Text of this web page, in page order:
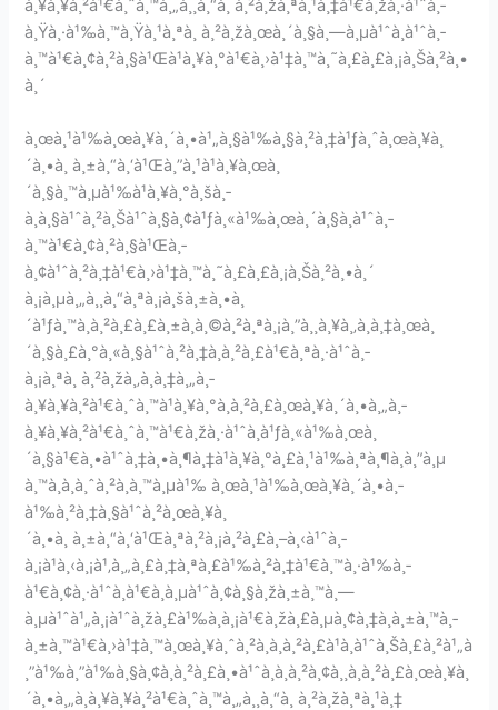
à¸¥à¸¥à¸²à¹€à¸ˆà¸™à¸„à¸¸à¸“à¸ à¸²à¸žà¸ªà¸¹à¸‡à¹€à¸žà¸·à¹ˆà¸­
à¸Ÿà¸·à¹‰à¸™à¸Ÿà¸¹à¸ªà¸ à¸²à¸žà¸œà¸´à¸§à¸—à¸µà¹ˆà¸­à¹ˆà¸­
à¸™à¹€à¸¢à¸²à¸§à¹Œà¹à¸¥à¸°à¹€à¸›à¹‡à¸™à¸˜à¸£à¸£à¸¡à¸Šà¸²à¸•
à¸´
à¸œà¸¹à¹‰à¸œà¸¥à¸´à¸•à¹„à¸§à¹‰à¸§à¸²à¸‡à¹ƒà¸ˆà¸œà¸¥à¸
´à¸•à¸ à¸±à¸“à¸‘à¹Œà¸”à¸¹à¹à¸¥à¸œà¸
´à¸§à¸™à¸µà¹‰à¹à¸¥à¸°à¸šà¸­
à¸à¸§à¹ˆà¸²à¸Šà¹ˆà¸§à¸¢à¹ƒà¸«à¹‰à¸œà¸´à¸§à¸­à¹ˆà¸­
à¸™à¹€à¸¢à¸²à¸§à¹Œà¸­
à¸¢à¹ˆà¸²à¸‡à¹€à¸›à¹‡à¸™à¸˜à¸£à¸£à¸¡à¸Šà¸²à¸•à¸´
à¸¡à¸µà¸„à¸¸à¸“à¸ªà¸¡à¸šà¸±à¸•à¸
´à¹ƒà¸™à¸à¸²à¸£à¸£à¸±à¸à¸©à¸²à¸ªà¸¡à¸”à¸¸à¸¥à¸‚à¸­à¸‡à¸œà¸
´à¸§à¸£à¸°à¸«à¸§à¹ˆà¸²à¸‡à¸à¸²à¸£à¹€à¸ªà¸·à¹ˆà¸­
à¸¡à¸ªà¸ à¸²à¸žà¸‚à¸­à¸‡à¸„à¸­
à¸¥à¸¥à¸²à¹€à¸ˆà¸™à¹à¸¥à¸°à¸à¸²à¸£à¸œà¸¥à¸´à¸•à¸„à¸­
à¸¥à¸¥à¸²à¹€à¸ˆà¸™à¹€à¸žà¸·à¹ˆà¸­à¹ƒà¸«à¹‰à¸œà¸
´à¸§à¹€à¸•à¹ˆà¸‡à¸•à¸¶à¸‡à¹à¸¥à¸°à¸£à¸¹à¹‰à¸ªà¸¶à¸à¸”à¸µ
à¸™à¸­à¸à¸ˆà¸²à¸à¸™à¸µà¹‰ à¸œà¸¹à¹‰à¸œà¸¥à¸´à¸•à¸­
à¹‰à¸²à¸‡à¸§à¹ˆà¸²à¸œà¸¥à¸
´à¸•à¸ à¸±à¸“à¸‘à¹Œà¸ªà¸²à¸¡à¸²à¸£à¸–à¸‹à¹ˆà¸­
à¸¡à¹à¸‹à¸¡à¹‚à¸„à¸£à¸‡à¸ªà¸£à¹‰à¸²à¸‡à¹€à¸™à¸·à¹‰à¸­
à¹€à¸¢à¸·à¹ˆà¸­à¹€à¸à¸µà¹ˆà¸¢à¸§à¸žà¸±à¸™à¸—
à¸µà¹ˆà¹„à¸¡à¹ˆà¸žà¸£à¹‰à¸­à¸¡à¹€à¸žà¸£à¸µà¸¢à¸‡à¸à¸±à¸™à¸­
à¸±à¸™à¹€à¸›à¹‡à¸™à¸œà¸¥à¸ˆà¸²à¸à¸à¸²à¸£à¹à¸à¹ˆà¸Šà¸£à¸²à¹„à
¸”à¹‰à¸”à¹‰à¸§à¸¢à¸à¸²à¸£à¸•à¹ˆà¸­à¸­à¸²à¸¢à¸¸à¸à¸²à¸£à¸œà¸¥à¸
´à¸•à¸„à¸­à¸¥à¸¥à¸²à¹€à¸ˆà¸™à¸„à¸¸à¸“à¸ à¸²à¸žà¸ªà¸¹à¸‡